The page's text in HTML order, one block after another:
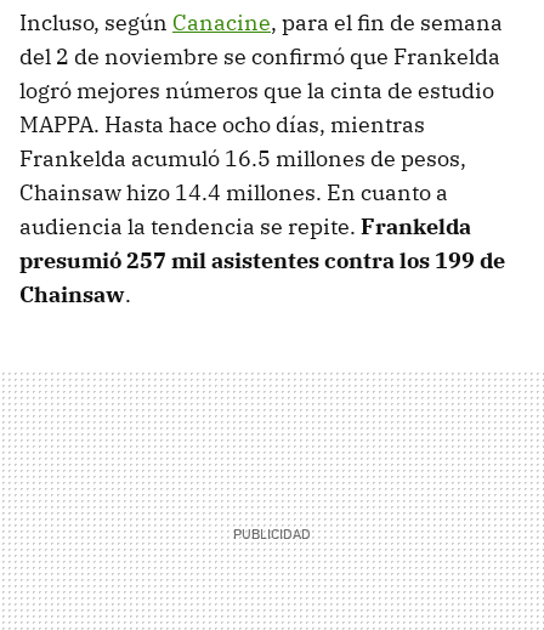
Incluso, según Canacine, para el fin de semana
del 2 de noviembre se confirmó que Frankelda
logró mejores números que la cinta de estudio
MAPPA. Hasta hace ocho días, mientras
Frankelda acumuló 16.5 millones de pesos,
Chainsaw hizo 14.4 millones. En cuanto a
audiencia la tendencia se repite. Frankelda
presumió257 mil asistentes contra los 199 de
Chainsaw.